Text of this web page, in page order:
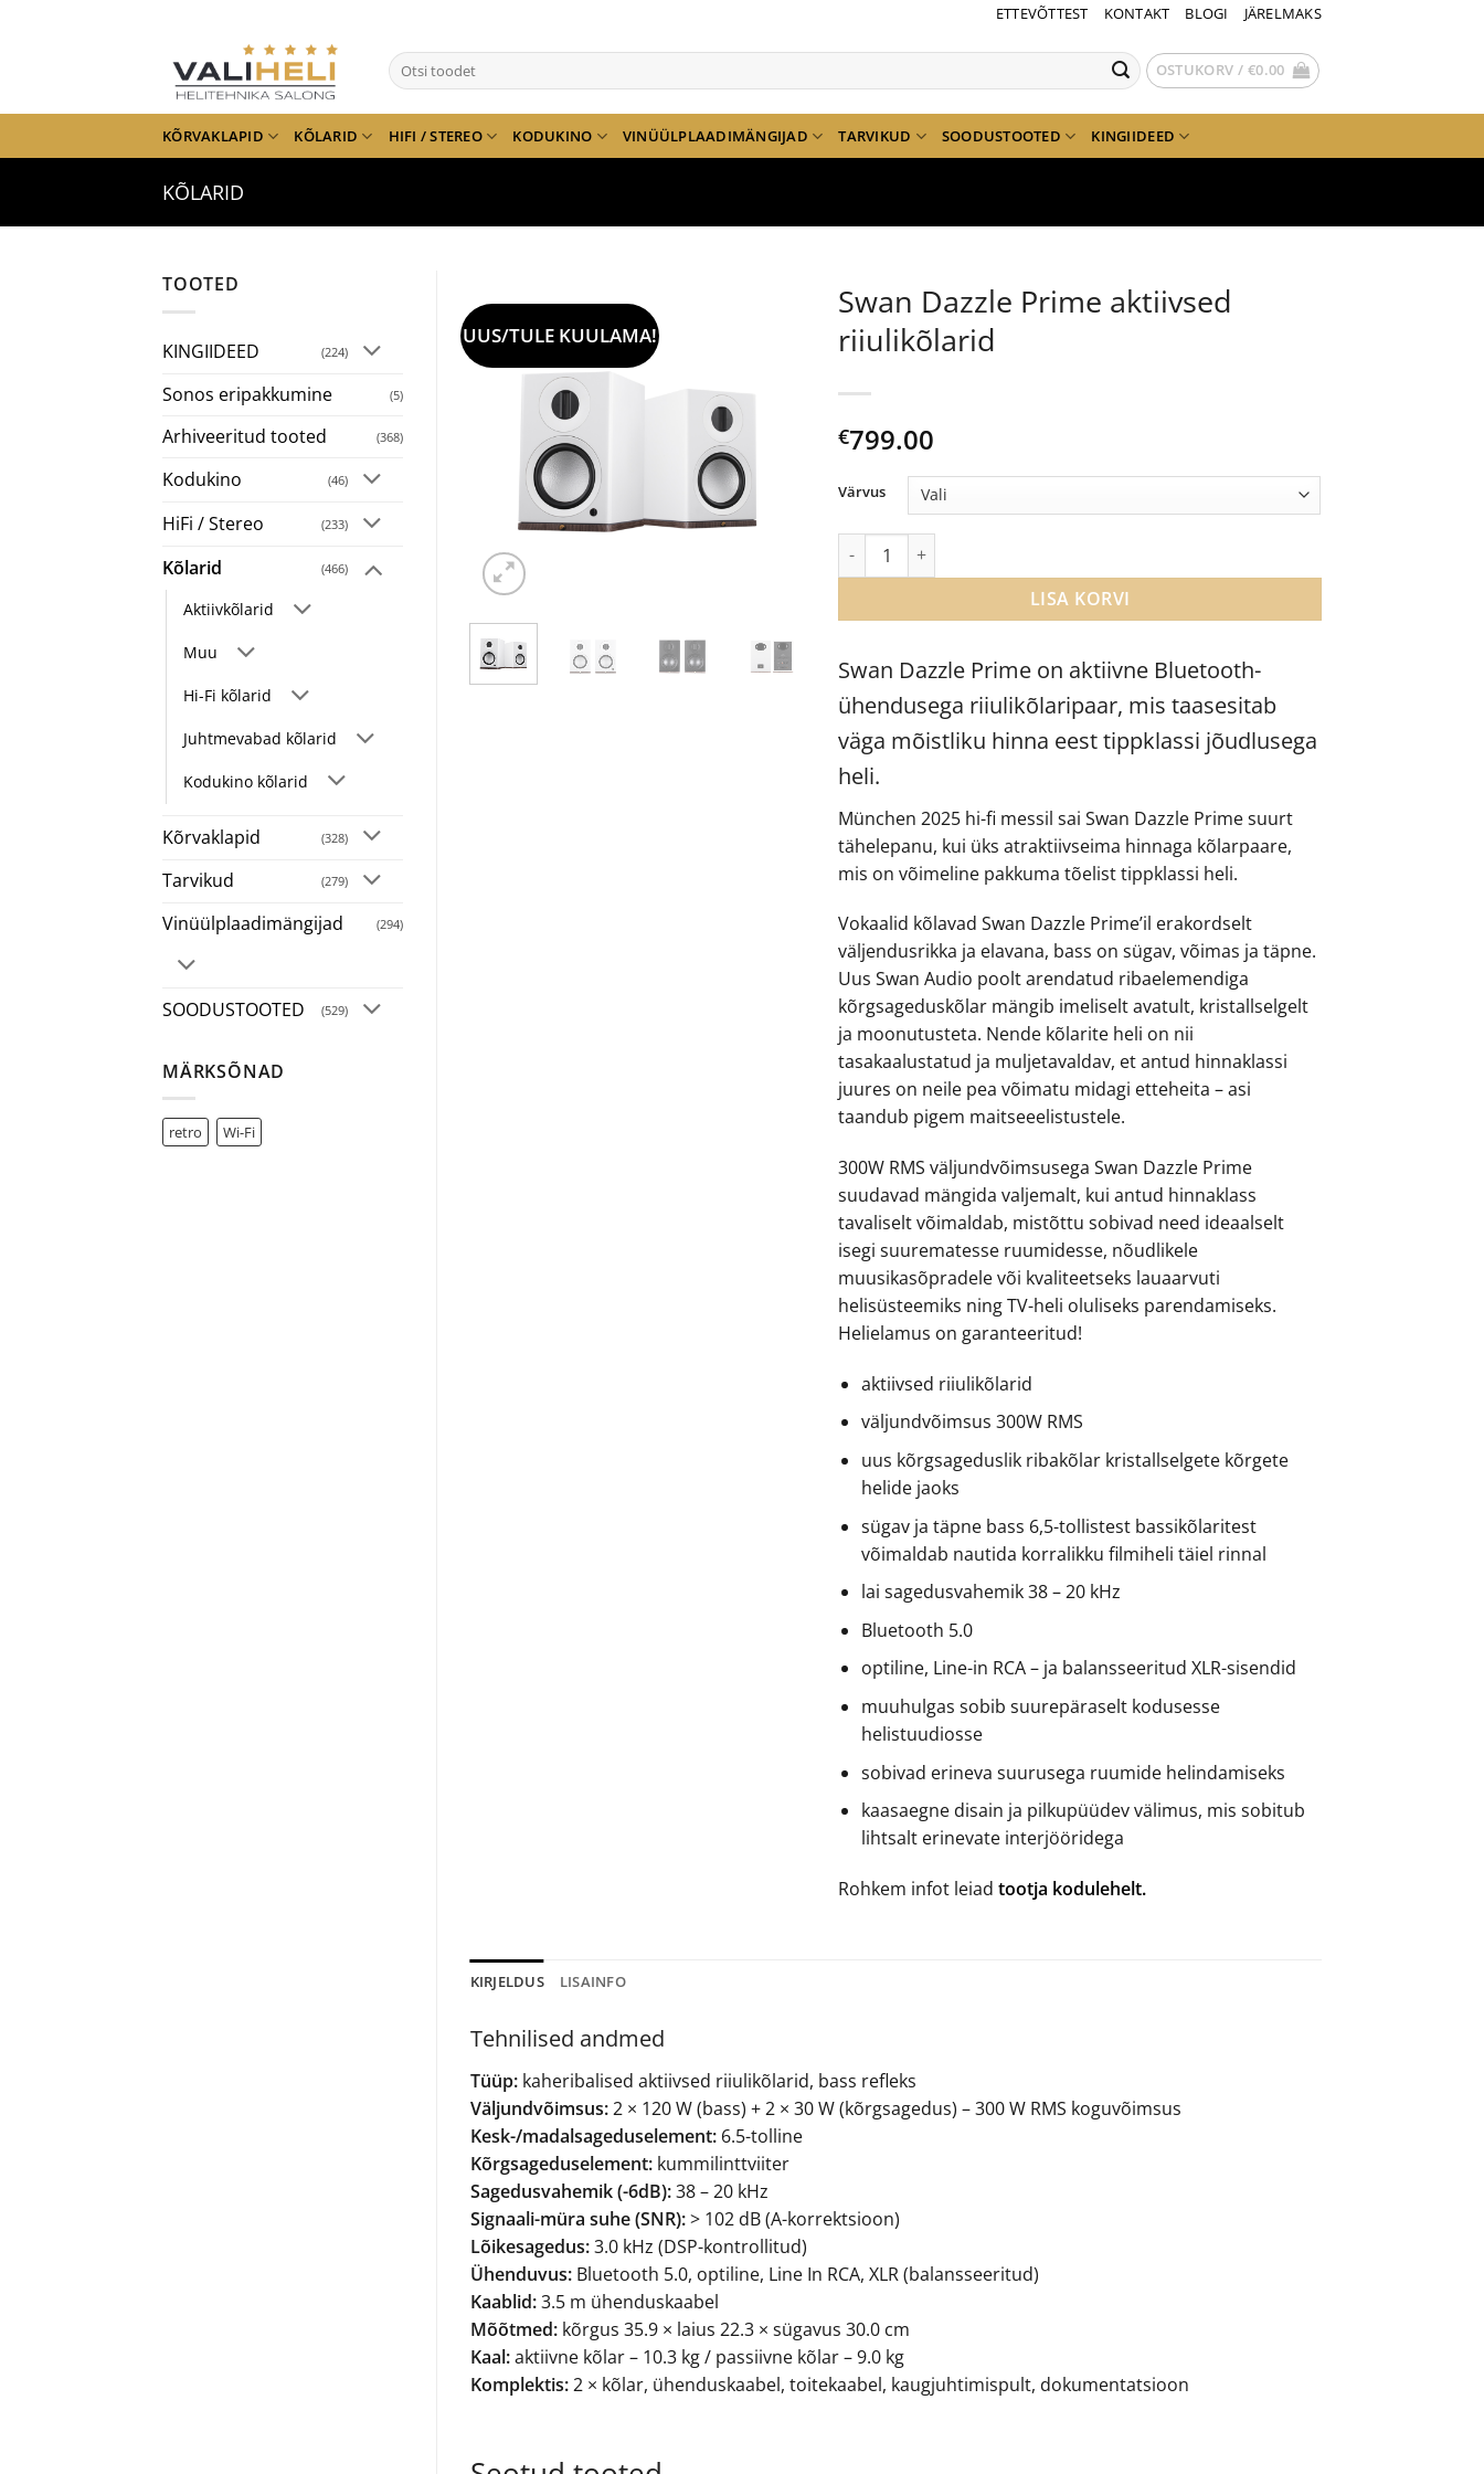
ETTEVÕTTEST KONTAKT BLOGI JÄRELMAKS
Otsi: OSTUKORV / €0.00
KÕRVAKLAPID KÕLARID HIFI / STEREO KODUKINO VINÜÜLPLAADIMÄNGIJAD TARVIKUD SOODUSTOOTED KINGIIDEED
KÕLARID
TOOTED
KINGIIDEED (224)
Sonos eripakkumine (5)
Arhiveeritud tooted (368)
Kodukino (46)
HiFi / Stereo (233)
Kõlarid (466)
Aktiivkõlarid
Muu
Hi-Fi kõlarid
Juhtmevabad kõlarid
Kodukino kõlarid
Kõrvaklapid (328)
Tarvikud (279)
Vinüülplaadimängijad (294)
SOODUSTOOTED (529)
MÄRKSÕNAD
retro Wi-Fi
UUS/TULE KUULAMA!
Swan Dazzle Prime aktiivsed
riiulikõlarid
€799.00
Swan Dazzle Prime on aktiivne Bluetooth-
ühendusega riiulikõlaripaar, mis taasesitab
väga mõistliku hinna eest tippklassi jõudlusega
heli.
München 2025 hi-fi messil sai Swan Dazzle Prime suurt
tähelepanu, kui üks atraktiivseima hinnaga kõlarpaare,
mis on võimeline pakkuma tõelist tippklassi heli.
Vokaalid kõlavad Swan Dazzle Prime’il erakordselt
väljendusrikka ja elavana, bass on sügav, võimas ja täpne.
Uus Swan Audio poolt arendatud ribaelemendiga
kõrgsageduskõlar mängib imeliselt avatult, kristallselgelt
ja moonutusteta. Nende kõlarite heli on nii
tasakaalustatud ja muljetavaldav, et antud hinnaklassi
juures on neile pea võimatu midagi etteheita – asi
taandub pigem maitseeelistustele.
300W RMS väljundvõimsusega Swan Dazzle Prime
suudavad mängida valjemalt, kui antud hinnaklass
tavaliselt võimaldab, mistõttu sobivad need ideaalselt
isegi suurematesse ruumidesse, nõudlikele
muusikasõpradele või kvaliteetseks lauaarvuti
helisüsteemiks ning TV-heli oluliseks parendamiseks.
Helielamus on garanteeritud!
aktiivsed riiulikõlarid
väljundvõimsus 300W RMS
uus kõrgsageduslik ribakõlar kristallselgete kõrgete
helide jaoks
sügav ja täpne bass 6,5-tollistest bassikõlaritest
võimaldab nautida korralikku filmiheli täiel rinnal
lai sagedusvahemik 38 – 20 kHz
Bluetooth 5.0
optiline, Line-in RCA – ja balansseeritud XLR-sisendid
muuhulgas sobib suurepäraselt kodusesse
helistuudiosse
sobivad erineva suurusega ruumide helindamiseks
kaasaegne disain ja pilkupüüdev välimus, mis sobitub
lihtsalt erinevate interjööridega
Rohkem infot leiadtootja kodulehelt.
Värvus
Swan Dazzle Prime aktiivsed riiulikõlarid kogus
LISA KORVI
KIRJELDUS LISAINFO
Tehnilised andmed
Tüüp:kaheribalised aktiivsed riiulikõlarid, bass refleks
Väljundvõimsus:2 × 120 W (bass) + 2 × 30 W (kõrgsagedus) – 300 W RMS koguvõimsus
Kesk-/madalsageduselement:6.5-tolline
Kõrgsageduselement:kummilinttviiter
Sagedusvahemik (-6dB):38 – 20 kHz
Signaali-müra suhe (SNR):> 102 dB (A-korrektsioon)
Lõikesagedus:3.0 kHz (DSP-kontrollitud)
Ühenduvus:Bluetooth 5.0, optiline, Line In RCA, XLR (balansseeritud)
Kaablid:3.5 m ühenduskaabel
Mõõtmed:kõrgus 35.9 × laius 22.3 × sügavus 30.0 cm
Kaal:aktiivne kõlar – 10.3 kg / passiivne kõlar – 9.0 kg
Komplektis:2 × kõlar, ühenduskaabel, toitekaabel, kaugjuhtimispult, dokumentatsioon